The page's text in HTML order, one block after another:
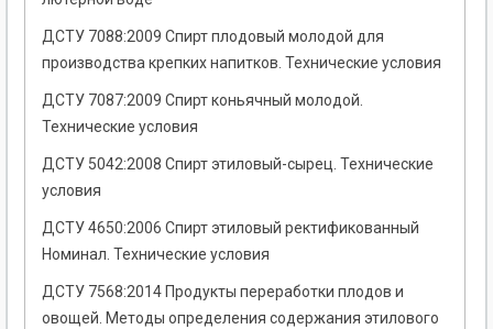
ДСТУ 7088:2009 Спирт плодовый молодой для
производства крепких напитков. Технические условия
ДСТУ 7087:2009 Спирт коньячный молодой.
Технические условия
ДСТУ 5042:2008 Спирт этиловый-сырец. Технические
условия
ДСТУ 4650:2006 Спирт этиловый ректификованный
Номинал. Технические условия
ДСТУ 7568:2014 Продукты переработки плодов и
овощей. Методы определения содержания этилового